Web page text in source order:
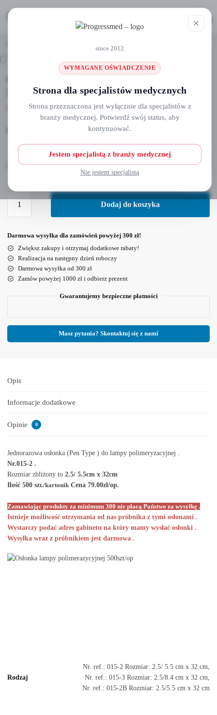
since 2012
WYMAGANE OŚWIADCZENIE
Strona dla specjalistów medycznych
Strona przeznaczona jest wyłącznie dla specjalistów z
branży medycznej. Potwierdź swój status, aby
kontynuować.
Jestem specjalistą z branży medycznej
Nie jestem specjalistą
Osłonka lampy polimerazycyjnej
500szt/op
79,00zł
Wyczyść
Dodaj do koszyka
Darmowa wysyłka dla zamówień powyżej 300 zł!
Zwiększ zakupy i otrzymaj dodatkowe rabaty!
Realizacja na następny dzień roboczy
Darmowa wysyłka od 300 zł
Zamów powyżej 1000 zł i odbierz prezent
Gwarantujemy bezpieczne płatności
Masz pytania? Skontaktuj się z nami
Opis
Informacje dodatkowe
Opinie 0
Jednorazowa osłonka (Pen Type ) do lampy polimeryzacyjnej .
Nr.015-2 .
Rozmiar zbliżony to 2.5/ 5.5cm x 32cm
Ilość 500 szt./kartonik Cena 79.00zł/op.
Zamawiając produkty za minimum 300 nie płacą Państwo za wysyłkę .
Istnieje możliwość otrzymania od nas próbnika z tymi osłonami .
Wystarczy podać adres gabinetu na który mamy wysłać osłonki .
Wysyłka wraz z próbnikiem jest darmowa .
Rodzaj
Nr. ref.: 015-2 Rozmiar: 2.5/ 5.5 cm x 32 cm,
Nr. ref.: 015-3 Rozmiar: 2.5/8.4 cm x 32 cm,
Nr. ref.: 015-2B Rozmiar: 2.5/5.5 cm x 32 cm